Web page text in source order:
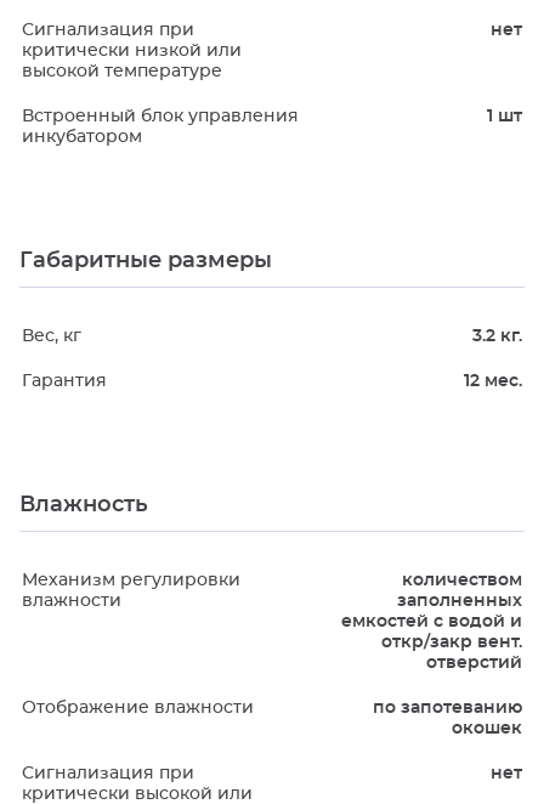
Сигнализация при
критически низкой или
высокой температуре
нет
Встроенный блок управления
инкубатором
1 шт
Габаритные размеры
Вес, кг 3.2 кг.
Гарантия 12 мес.
Влажность
Механизм регулировки
влажности
количеством
заполненных
емкостей с водой и
откр/закр вент.
отверстий
Отображение влажности
по запотеванию
окошек
Сигнализация при
критически высокой или
нет